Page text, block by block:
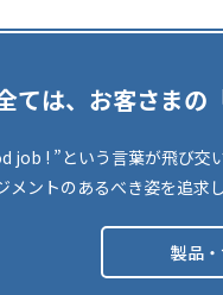
ては、お客さまの
job ! ”という言葉が飛び
メントのあるべき姿を追求し
製品